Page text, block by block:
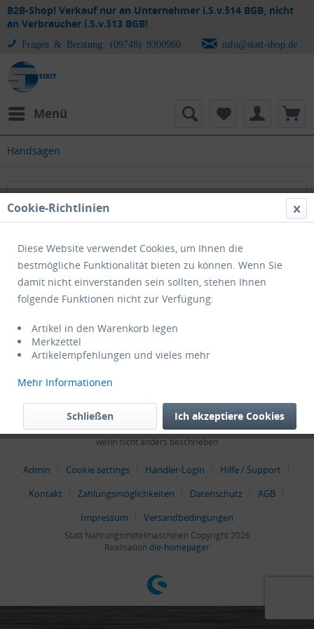
B2B-Shop! Verkauf nur an Unternehmer i.S.v.§14 BGB, nicht
an Verbraucher i.S.v.§13 BGB!
Fragen & Beratung: (09748) 9300960 info@statt-shop.de
Menü
Handsägen
Handsägen
Service Hotline
Shop Service
Informationen
* Alle Preise verstehen sich zzgl. Mehrwertsteuer und
wenn nicht anders beschrieben
Admin Cookie settings Händler-Login
Hilfe / Support
Kontakt
Zahlungsmöglichkeiten Datenschutz
AGB
Impressum
Versandbedingungen
Statt Nahrungsmittelmaschinen Copyright 2026
Realisation die-homepager
Cookie-Richtlinien
Diese Website verwendet Cookies, um Ihnen die
bestmögliche Funktionalität bieten zu können. Wenn Sie
damit nicht einverstanden sein sollten, stehen Ihnen
folgende Funktionen nicht zur Verfügung:
Artikel in den Warenkorb legen
Merkzettel
Artikelempfehlungen und vieles mehr
Mehr Informationen
Ich akzeptiere Cookies
Schließen